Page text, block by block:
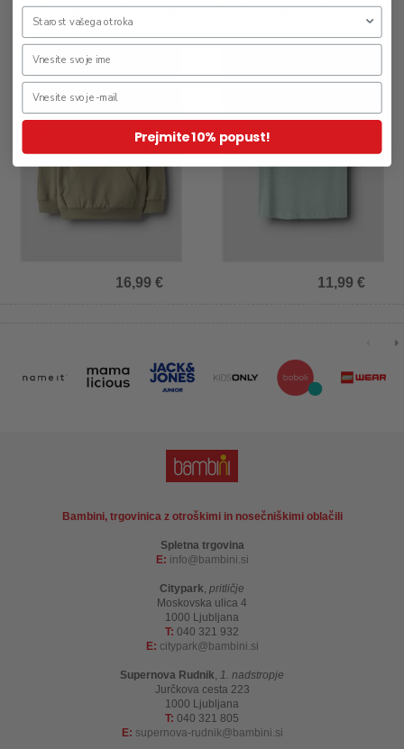
Otroški pulover za fante Vugo
16,99 €
Otroška majica za fante Jenso
11,99 €
Bambini, trgovinica z otroškimi in nosečniškimi oblačili
Spletna trgovina
E: info bambini.si
Citypark, pritličje
Moskovska ulica 4
1000 Ljubljana
T: 040 321 932
E: citypark bambini.si
Supernova Rudnik, 1. nadstropje
Jurčkova cesta 223
1000 Ljubljana
T: 040 321 805
E: supernova-rudnik bambini.si
Prejmite 10% popust!